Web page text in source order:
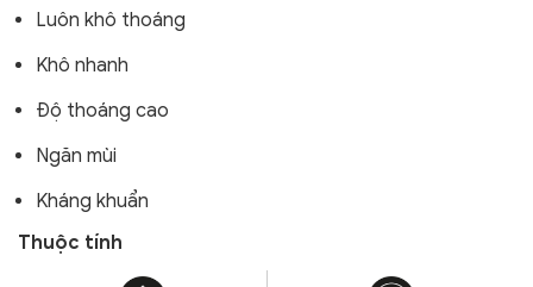
Luôn khô thoáng
Khô nhanh
Độ thoáng cao
Ngăn mùi
Kháng khuẩn
Thuộc tính